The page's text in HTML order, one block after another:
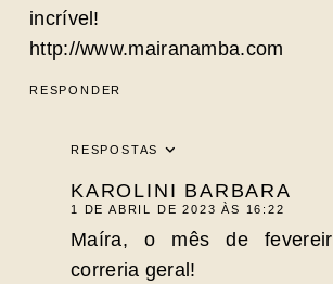
incrível!
http://www.mairanamba.com
RESPONDER
RESPOSTAS
KAROLINI BARBARA
1 DE ABRIL DE 2023 ÀS 16:22
Maíra, o mês de
correria geral!